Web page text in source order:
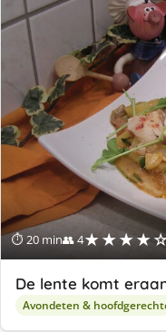
⏱ 20 min👥 4
De lente komt
Avondeten &